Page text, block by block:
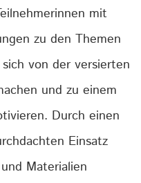
mit
zu den Themen
sich von der versierten
und zu einem
Durch einen
Einsatz
Materialien